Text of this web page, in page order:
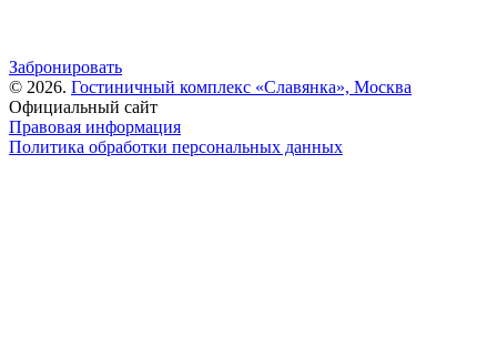
Забронировать
© 2026. Гостиничный комплекс «Славянка», Москва
Официальный сайт
Правовая информация
Политика обработки персональных данных